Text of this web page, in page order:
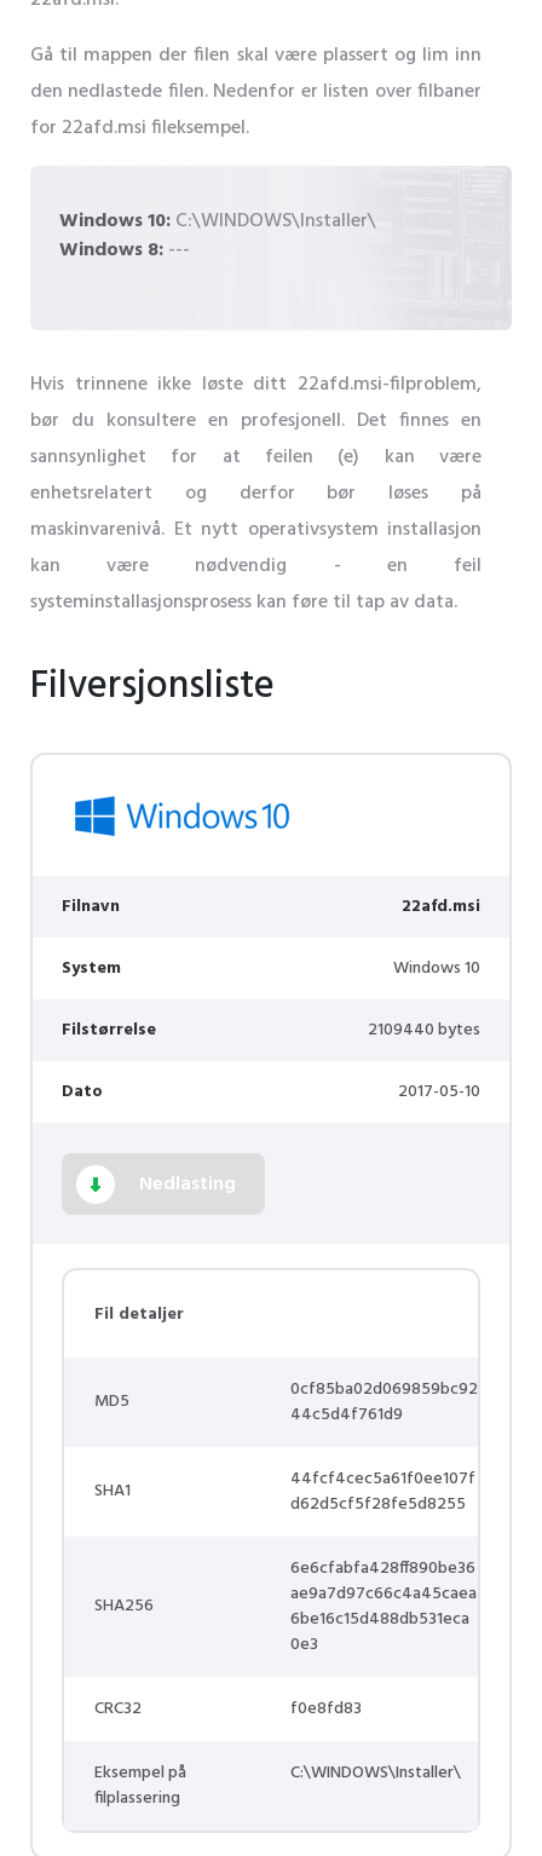
Gå til mappen der filen skal være plassert og lim inn
den nedlastede filen. Nedenfor er listen over filbaner
for 22afd.msi fileksempel.
Windows 10:C:\WINDOWS\Installer\
Windows 8:---
Hvis trinnene ikke løste ditt 22afd.msi-filproblem,
bør du konsultere en profesjonell. Det finnes en
sannsynlighet for at feilen (e) kan være
enhetsrelatert og derfor bør løses på
maskinvarenivå. Et nytt operativsystem installasjon
kan være nødvendig - en feil
systeminstallasjonsprosess kan føre til tap av data.
Filversjonsliste
Filnavn 22afd.msi
System Windows 10
Filstørrelse 2109440 bytes
Dato 2017-05-10
Nedlasting
Fil detaljer
MD5
0cf85ba02d069859bc92
44c5d4f761d9
SHA1
44fcf4cec5a61f0ee107f
d62d5cf5f28fe5d8255
SHA256
6e6cfabfa428ff890be36
ae9a7d97c66c4a45caea
6be16c15d488db531eca
0e3
CRC32 f0e8fd83
Eksempel på
filplassering
C:\WINDOWS\Installer\